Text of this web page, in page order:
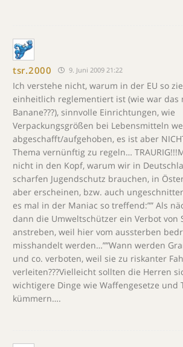
tsr.2000 9. Juni 2009 21:22
Ich verstehe nicht, warum in der EU so
einheitlich reglementiert ist (wie war das
Banane???), sinnvolle Einrichtungen, wie
Verpackungsgrößen bei Lebensmitteln
abgeschafft/aufgehoben, es ist aber
Thema vernünftig zu regeln…
nicht in den Kopf, warum wir in
scharfen Jugendschutz brauchen, in
aber erscheinen, bzw. auch
es mal in der Maniac so treffend:”” Als
dann die Umweltschützer ein Verbot von
anstreben, weil hier vom aussterben
misshandelt werden…””Wann werden
und co. verboten, weil sie zu riskanter
verleiten???Vielleicht sollten die Herren
wichtigere Dinge wie Waffengesetze und
kümmern….